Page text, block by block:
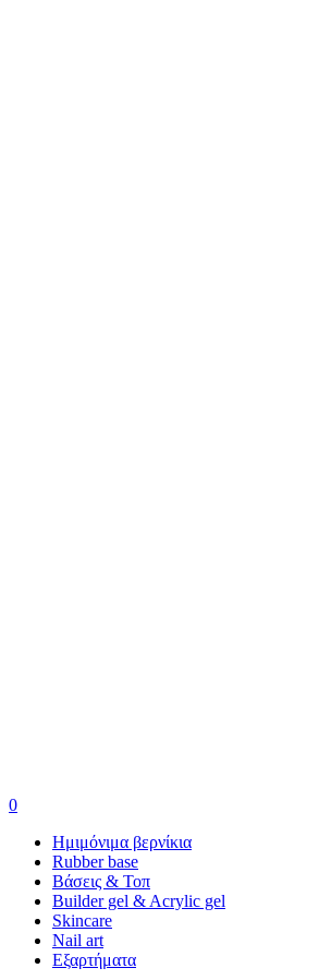
0
Ημιμόνιμα βερνίκια
Rubber base
Βάσεις & Τοπ
Builder gel & Acrylic gel
Skincare
Nail art
Εξαρτήματα